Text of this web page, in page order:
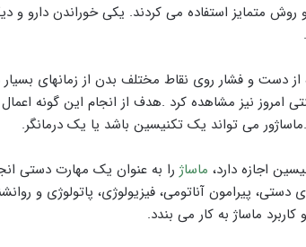
روش متمایز استفاده می کردند. یکی خوراندن دارو و
از دست و فشار روی نقاط مختلف بدن از زمانهای
امروز نیز مشاهده کرد .هدف از انجام این گونه
می تواند یک تکنیسین باشد یا یک درمانگر.
اجازه دارد، ماساژ را به عنوان یک مهارت دستی
دستی، پیرامون آناتومی، فیزیولوژی، پاتولوژی و
ماساژ به کار می بندد.
نبایدهای
آن!